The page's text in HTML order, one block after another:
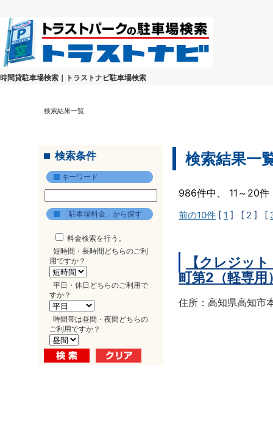
時間貸駐車場検索｜トラストナビ駐車場検索
検索結果一覧
検索条件
キーワード
「駐車場料金」から探す
料金検索を行う。
短時間・長時間どちらのご利
用ですか？
平日・休日どちらのご利用で
すか？
時間帯は昼間・夜間どちらの
ご利用ですか？
検索結果一
986件中、 11～20
前の10件 [ 1 ] [ 2 ] [
【クレジッ
町第2（軽専用
住所：高知県高知市